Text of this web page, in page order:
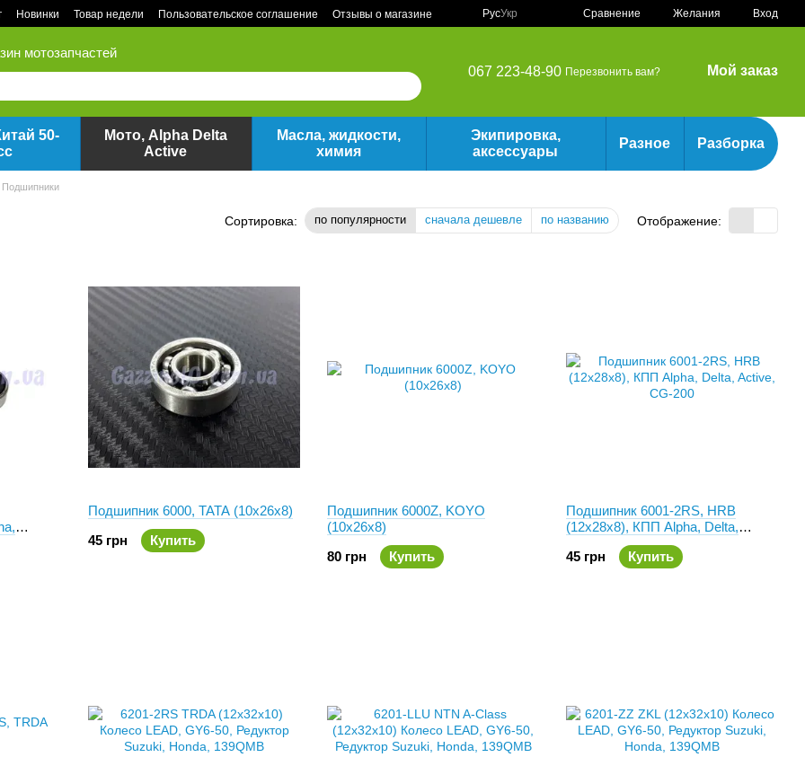
Новинки Товар недели Пользовательское соглашение Отзывы о магазине РусУкр Сравнение Желания Вход
мотозапчастей
067 223-48-90 Перезвонить вам? Мой заказ
50-
Мото, Alpha Delta
Active
Масла, жидкости,
химия
Экипировка,
аксессуары
Разное Разборка
Подшипники
Сортировка: по популярности сначала дешевле по названию Отображение:
Подшипник 6000, TATA (10x26x8)
45 грн
Купить
Подшипник 6000Z, KOYO
(10x26x8)
80 грн
Купить
Подшипник 6001-2RS, HRB
(12x28x8), КПП Alpha, Delta,
Active, CG-200
45 грн
Купить